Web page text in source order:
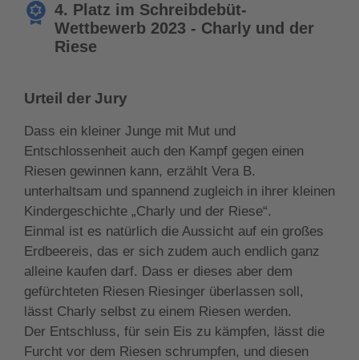
4. Platz im Schreibdebüt-
Wettbewerb 2023 - Charly und der
Riese
Urteil der Jury
Dass ein kleiner Junge mit Mut und
Entschlossenheit auch den Kampf gegen einen
Riesen gewinnen kann, erzählt Vera B.
unterhaltsam und spannend zugleich in ihrer kleinen
Kindergeschichte „Charly und der Riese“.
Einmal ist es natürlich die Aussicht auf ein großes
Erdbeereis, das er sich zudem auch endlich ganz
alleine kaufen darf. Dass er dieses aber dem
gefürchteten Riesen Riesinger überlassen soll,
lässt Charly selbst zu einem Riesen werden.
Der Entschluss, für sein Eis zu kämpfen, lässt die
Furcht vor dem Riesen schrumpfen, und diesen